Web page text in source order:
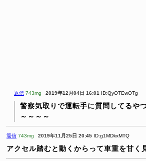
返信 743mg 2019年12月04日 16:01 ID:QyOTEwOTg
警察気取りで運転手に質問してるや
～～～～
返信 743mg 2019年11月25日 20:45 ID:g1MDkxMTQ
アクセル踏むと動くからって車重を甘く